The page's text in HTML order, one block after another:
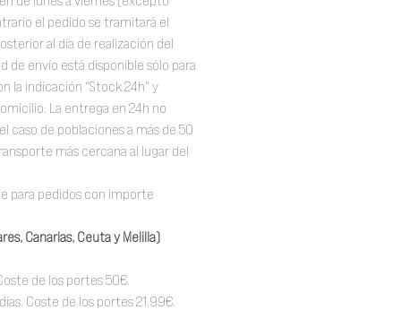
el pedido se tramitará el
al día de realización del
de envío está disponible sólo para
la indicación "Stock 24h" y
La entrega en 24h no
caso de poblaciones a más de 50
más cercana al lugar del
para pedidos con importe
Canarias, Ceuta y Melilla)
de los portes 50€.
Coste de los portes 21,99€.